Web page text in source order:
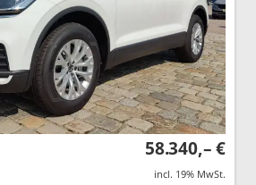
58.340,– €
incl. 19% MwSt.